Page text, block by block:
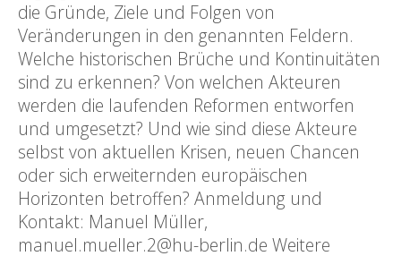
die Gründe, Ziele und Folgen von
Veränderungen in den genannten Feldern.
Welche historischen Brüche und Kontinuitäten
sind zu erkennen? Von welchen Akteuren
werden die laufenden Reformen entworfen
und umgesetzt? Und wie sind diese Akteure
selbst von aktuellen Krisen, neuen Chancen
oder sich erweiternden europäischen
Horizonten betroffen? Anmeldung und
Kontakt: Manuel Müller,
manuel.mueller.2@hu-berlin.de Weitere